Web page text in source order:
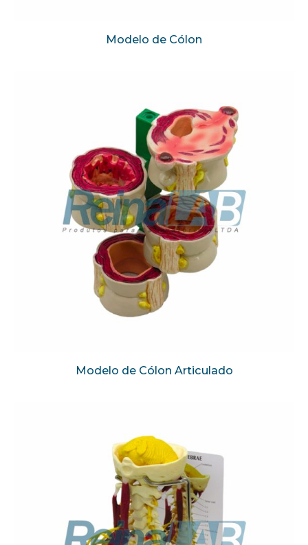
Modelo de Cólon
Modelo de Cólon Articulado